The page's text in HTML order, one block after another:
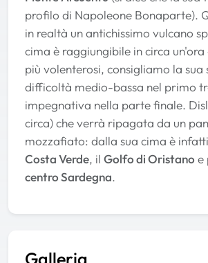
profilo di Napoleone Bonaparte).
in realtà un antichissimo vulcano
cima è raggiungibile in circa un'ora
più volenterosi, consigliamo la sua
difficoltà medio-bassa nel primo
impegnativa nella parte finale.
circa) che verrà ripagata da un
mozzafiato: dalla sua cima è
Costa Verde, il Golfo di Oristano e
centro Sardegna.